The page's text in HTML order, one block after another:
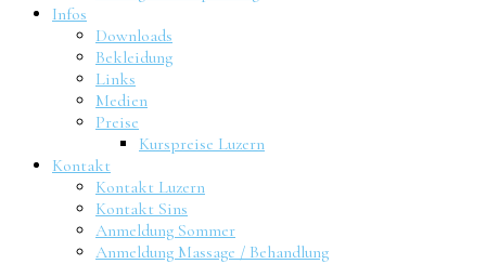
Infos
Downloads
Bekleidung
Links
Medien
Preise
Kurspreise Luzern
Kontakt
Kontakt Luzern
Kontakt Sins
Anmeldung Sommer
Anmeldung Massage / Behandlung